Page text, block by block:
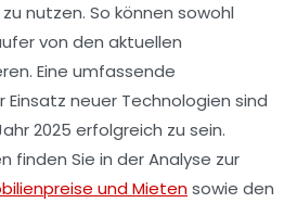
nutzen. So können sowohl
von den aktuellen
Eine umfassende
Einsatz neuer Technologien sind
2025 erfolgreich zu sein.
finden Sie in der Analyse zur
und Mietensowie den